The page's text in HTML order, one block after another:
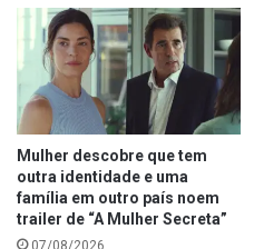
Mulher descobre que tem
outra identidade e uma
família em outro país noem
trailer de “A Mulher Secreta”
07/08/2026